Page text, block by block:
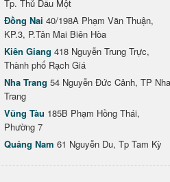
Tp. Thủ Dầu Một
Đồng Nai 40/198A Phạm Văn Thuận,
KP.3, P.Tân Mai Biên Hòa
Kiên Giang 418 Nguyễn Trung Trực,
Thành phố Rạch Giá
Nha Trang 54 Nguyễn Đức Cảnh, TP Nha
Trang
Vũng Tàu 185B Phạm Hồng Thái,
Phường 7
Quảng Nam 61 Nguyễn Du, Tp Tam Kỳ